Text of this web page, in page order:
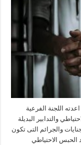
اللجنة الفرعية
والتدابير البديلة
والجرائم التى تكون
الحبس الاحتياطي